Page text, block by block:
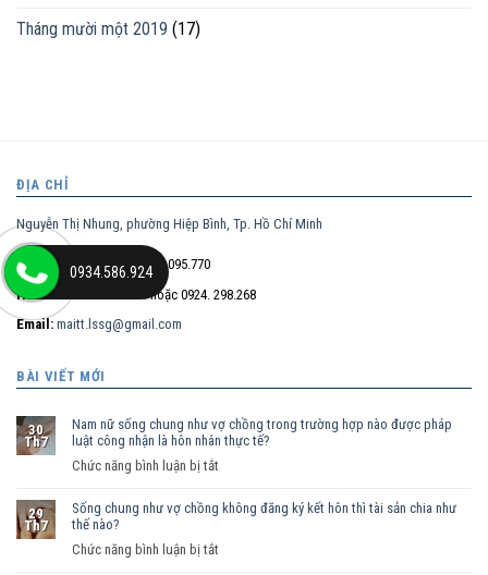
Tháng mười một 2019 (17)
ĐỊA CHỈ
Nguyễn Thị Nhung, phường Hiệp Bình, Tp. Hồ Chí Minh
Điện thoại trực tiếp:0932.095.770
Hotline:
hoặc 0924. 298.268
Email: maitt.lssg@gmail.com
BÀI VIẾT MỚI
30
Th7
Nam nữ sống chung như vợ chồng trong trường hợp nào được pháp
luật công nhận là hôn nhân thực tế?
Chức năng bình luận bị tắt
nữ
29
Th7
Sống chung như vợ chồng không đăng ký kết hôn thì tài sản chia như
thế nào?
Chức năng bình luận bị tắt
0934.586.924